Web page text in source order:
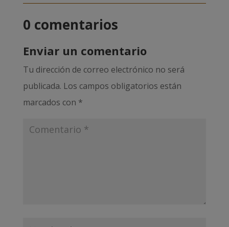
0 comentarios
Enviar un comentario
Tu dirección de correo electrónico no será
publicada. Los campos obligatorios están
marcados con *